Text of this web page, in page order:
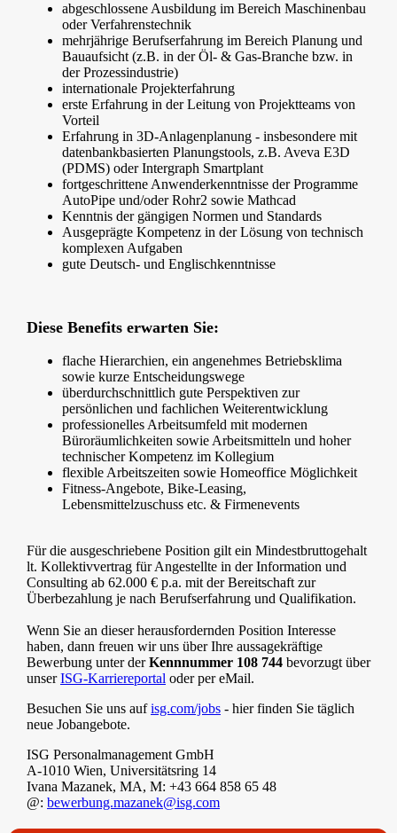
abgeschlossene Ausbildung im Bereich Maschinenbau
oder Verfahrenstechnik
mehrjährige Berufserfahrung im Bereich Planung und
Bauaufsicht (z.B. in der Öl- & Gas-Branche bzw. in
der Prozessindustrie)
internationale Projekterfahrung
erste Erfahrung in der Leitung von Projektteams von
Vorteil
Erfahrung in 3D-Anlagenplanung - insbesondere mit
datenbankbasierten Planungstools, z.B. Aveva E3D
(PDMS) oder Intergraph Smartplant
fortgeschrittene Anwenderkenntnisse der Programme
AutoPipe und/oder Rohr2 sowie Mathcad
Kenntnis der gängigen Normen und Standards
Ausgeprägte Kompetenz in der Lösung von technisch
komplexen Aufgaben
gute Deutsch- und Englischkenntnisse
Diese Benefits erwarten Sie:
flache Hierarchien, ein angenehmes Betriebsklima
sowie kurze Entscheidungswege
überdurchschnittlich gute Perspektiven zur
persönlichen und fachlichen Weiterentwicklung
professionelles Arbeitsumfeld mit modernen
Büroräumlichkeiten sowie Arbeitsmitteln und hoher
technischer Kompetenz im Kollegium
flexible Arbeitszeiten sowie Homeoffice Möglichkeit
Fitness-Angebote, Bike-Leasing,
Lebensmittelzuschuss etc. & Firmenevents
Für die ausgeschriebene Position gilt ein Mindestbruttogehalt
lt. Kollektivvertrag für Angestellte in der Information und
Consulting ab 62.000 € p.a. mit der Bereitschaft zur
Überbezahlung je nach Berufserfahrung und Qualifikation.
Wenn Sie an dieser herausfordernden Position Interesse
haben, dann freuen wir uns über Ihre aussagekräftige
Bewerbung unter derKennnummer 108 744 bevorzugt über
unserISG-Karriereportal oder per eMail.
Besuchen Sie uns aufisg.com/jobs - hier finden Sie täglich
neue Jobangebote.
ISG Personalmanagement GmbH
A-1010 Wien, Universitätsring 14
Ivana Mazanek, MA, M: +43 664 858 65 48
@: bewerbung.mazanek@isg.com